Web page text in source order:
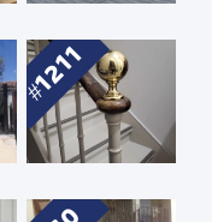
1211